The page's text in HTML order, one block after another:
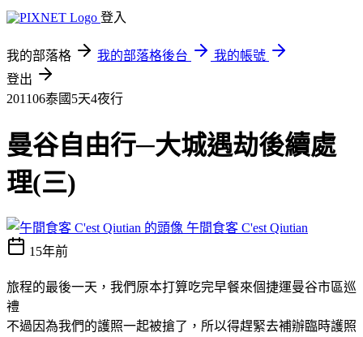
登入
我的部落格 我的部落格後台
我的帳號
登出
201106泰國5天4夜行
曼谷自由行─大城遇劫後續處
理(三)
午間食客 C'est Qiutian
15年前
旅程的最後一天，我們原本打算吃完早餐來個捷運曼谷市區巡
禮
不過因為我們的護照一起被搶了，所以得趕緊去補辦臨時護照